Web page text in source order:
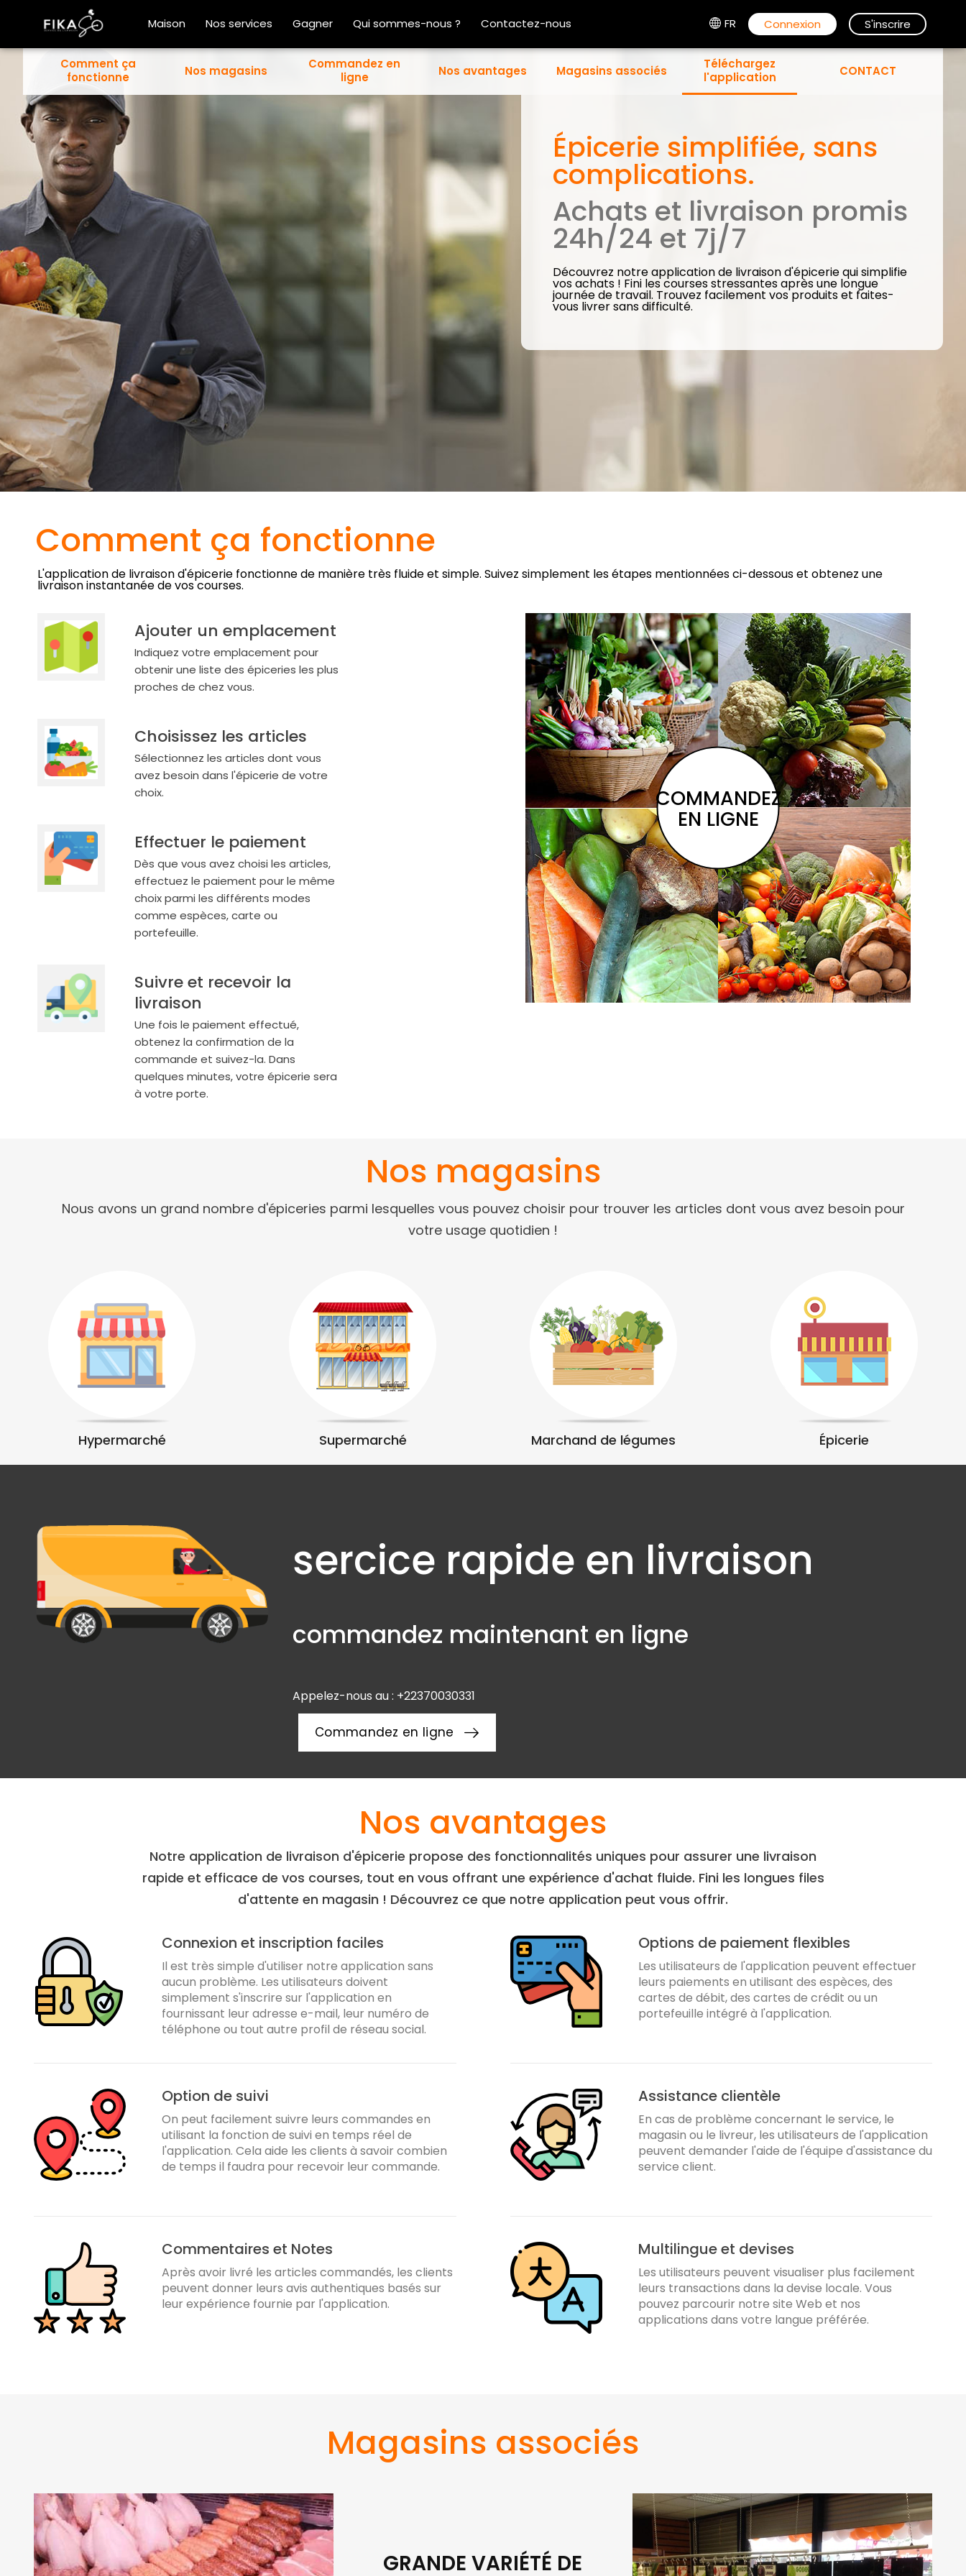
Maison Nos services Gagner Qui sommes-nous ? Contactez-nous FR Connexion S'inscrire
Comment ça
fonctionne
Nos magasins
Commandez en
ligne
Nos avantages Magasins associés
Téléchargez
l'application
CONTACT
Épicerie simplifiée, sans
complications.
Achats et livraison promis
24h/24 et 7j/7
Découvrez notre application de livraison d'épicerie qui simplifie
vos achats ! Fini les courses stressantes après une longue
journée de travail. Trouvez facilement vos produits et faites-
vous livrer sans difficulté.
Comment ça fonctionne
L'application de livraison d'épicerie fonctionne de manière très fluide et simple. Suivez simplement les étapes mentionnées ci-dessous et obtenez une
livraison instantanée de vos courses.
Ajouter un emplacement
Indiquez votre emplacement pour
obtenir une liste des épiceries les plus
proches de chez vous.
Choisissez les articles
Sélectionnez les articles dont vous
avez besoin dans l'épicerie de votre
choix.
Effectuer le paiement
Dès que vous avez choisi les articles,
effectuez le paiement pour le même
choix parmi les différents modes
comme espèces, carte ou
portefeuille.
Suivre et recevoir la
livraison
Une fois le paiement effectué,
obtenez la confirmation de la
commande et suivez-la. Dans
quelques minutes, votre épicerie sera
à votre porte.
COMMANDEZ
EN LIGNE
Nos magasins
Nous avons un grand nombre d'épiceries parmi lesquelles vous pouvez choisir pour trouver les articles dont vous avez besoin pour
votre usage quotidien !
Hypermarché Supermarché Marchand de légumes Épicerie
sercice rapide en livraison
commandez maintenant en ligne
Appelez-nous au : +22370030331
Commandez en ligne
Nos avantages
Notre application de livraison d'épicerie propose des fonctionnalités uniques pour assurer une livraison
rapide et efficace de vos courses, tout en vous offrant une expérience d'achat fluide. Fini les longues files
d'attente en magasin ! Découvrez ce que notre application peut vous offrir.
Connexion et inscription faciles
Il est très simple d'utiliser notre application sans
aucun problème. Les utilisateurs doivent
simplement s'inscrire sur l'application en
fournissant leur adresse e-mail, leur numéro de
téléphone ou tout autre profil de réseau social.
Options de paiement flexibles
Les utilisateurs de l'application peuvent effectuer
leurs paiements en utilisant des espèces, des
cartes de débit, des cartes de crédit ou un
portefeuille intégré à l'application.
Option de suivi
On peut facilement suivre leurs commandes en
utilisant la fonction de suivi en temps réel de
l'application. Cela aide les clients à savoir combien
de temps il faudra pour recevoir leur commande.
Assistance clientèle
En cas de problème concernant le service, le
magasin ou le livreur, les utilisateurs de l'application
peuvent demander l'aide de l'équipe d'assistance du
service client.
Commentaires et Notes
Après avoir livré les articles commandés, les clients
peuvent donner leurs avis authentiques basés sur
leur expérience fournie par l'application.
Multilingue et devises
Les utilisateurs peuvent visualiser plus facilement
leurs transactions dans la devise locale. Vous
pouvez parcourir notre site Web et nos
applications dans votre langue préférée.
Magasins associés
GRANDE VARIÉTÉ DE